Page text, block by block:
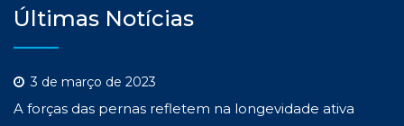
Últimas Notícias
3 de março de 2023
A forças das pernas refletem na longevidade ativa